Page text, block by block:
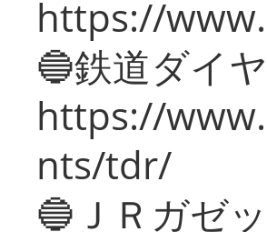
https://
🔵鉄道ダイ
https://
nts/tdr/
🔵ＪＲガゼ